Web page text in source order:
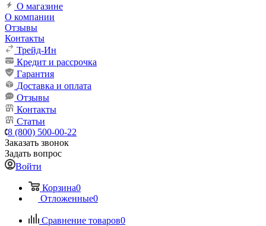
О магазине
О компании
Отзывы
Контакты
Трейд-Ин
Кредит и рассрочка
Гарантия
Доставка и оплата
Отзывы
Контакты
Статьи
8 (800) 500-00-22
Заказать звонок
Задать вопрос
Войти
Корзина0
Отложенные0
Сравнение товаров0